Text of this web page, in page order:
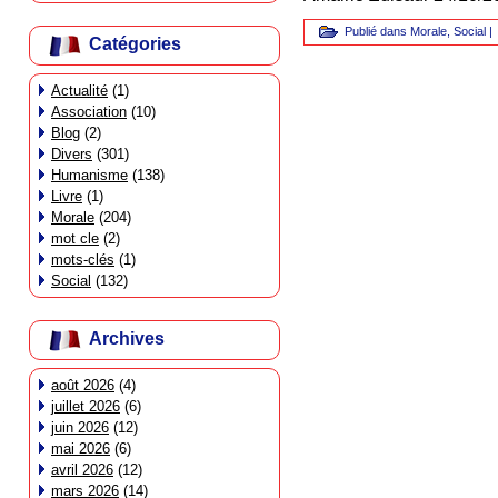
Catégories
Actualité (1)
Association (10)
Blog (2)
Divers (301)
Humanisme (138)
Livre (1)
Morale (204)
mot cle (2)
mots-clés (1)
Social (132)
Archives
août 2026 (4)
juillet 2026 (6)
juin 2026 (12)
mai 2026 (6)
avril 2026 (12)
mars 2026 (14)
Publié dans Morale Social |